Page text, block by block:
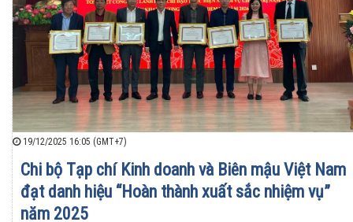
19/12/2025 16:05 (GMT+7)
Chi bộ Tạp chí Kinh doanh và Biên mậu Việt Nam
đạt danh hiệu “Hoàn thành xuất sắc nhiệm vụ”
năm 2025